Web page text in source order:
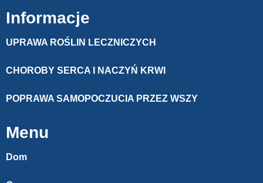
Informacje
UPRAWA ROŚLIN LECZNICZYCH
CHOROBY SERCA I NACZYŃ KRWI
POPRAWA SAMOPOCZUCIA PRZEZ WSZY
Menu
Dom